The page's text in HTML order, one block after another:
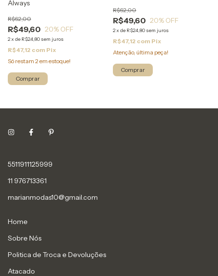
Always
R$49,60
R$62,00
20% OFF
2x de R$24,80 sem juros
R$47,12 com Pix
Só restam 2 em estoque!
Comprar
R$49,60
R$62,00
20% OFF
2x de R$24,80 sem juros
R$47,12 com Pix
Atenção, última peça!
Comprar
5511911125999
11 976713361
marianmodas10@gmail.com
Home
Sobre Nós
Politica de Troca e Devoluções
Atacado